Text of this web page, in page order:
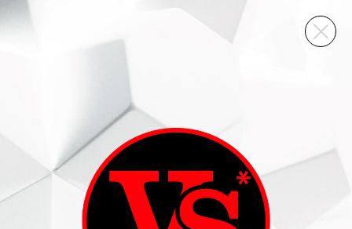
ВИННЫЙ СКЛАД